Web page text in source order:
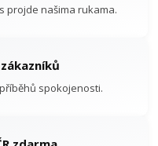
projde našima rukama.
spokojenosti.